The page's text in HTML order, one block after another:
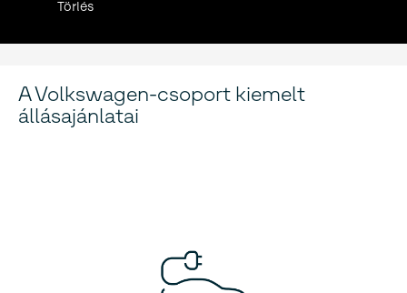
Törlés
A Volkswagen-csoport kiemelt
állásajánlatai